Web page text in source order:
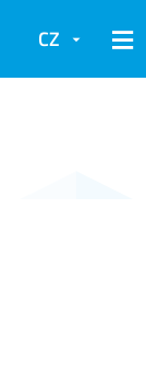
CZ